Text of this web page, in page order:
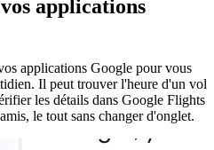
applications
applications Google pour vous
Il peut trouver l'heure d'un vol
les détails dans Google Flights
le tout sans changer d'onglet.